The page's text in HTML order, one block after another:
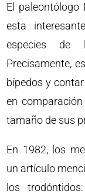
El paleontólogo
esta
especies de
Precisamente,
bípedos y
en
tamaño de sus
En 1982, los
un artículo
los